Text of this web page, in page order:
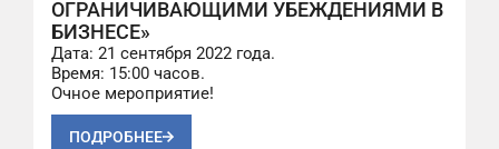
ОГРАНИЧИВАЮЩИМИ УБЕЖДЕНИЯМИ В
БИЗНЕСЕ»
Дата: 21 сентября 2022 года.
Время: 15:00 часов.
Очное мероприятие!
ПОДРОБНЕЕ